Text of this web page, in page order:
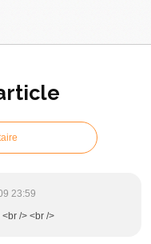
23:59
/> <br />